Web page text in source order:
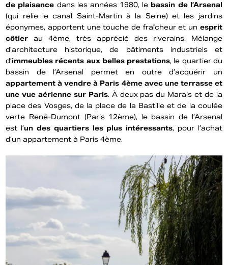
de plaisance dans les années 1980, le bassin de l’Arsenal
(qui relie le canal Saint-Martin à la Seine) et les jardins
éponymes, apportent une touche de fraîcheur et un esprit
côtier au 4ème, très apprécié des riverains. Mélange
d’architecture historique, de bâtiments industriels et
d’immeubles récents aux belles prestations, le quartier du
bassin de l’Arsenal permet en outre d’acquérir un
appartement à vendre à Paris 4ème avec une terrasse et
une vue aérienne sur Paris. À deux pas du Marais et de la
place des Vosges, de la place de la Bastille et de la coulée
verte René-Dumont (Paris 12ème), le bassin de l’Arsenal
est l’un des quartiers les plus intéressants, pour l’achat
d’un appartement à Paris 4ème.